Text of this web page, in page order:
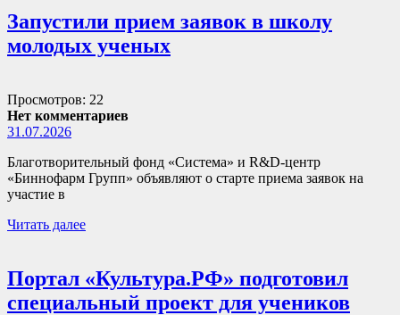
Запустили прием заявок в школу
молодых ученых
Просмотров: 22
Нет комментариев
31.07.2026
Благотворительный фонд «Система» и R&D-центр
«Биннофарм Групп» объявляют о старте приема заявок на
участие в
Читать далее
Портал «Культура.РФ» подготовил
специальный проект для учеников